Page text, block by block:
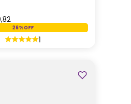
,82
26%OFF
1